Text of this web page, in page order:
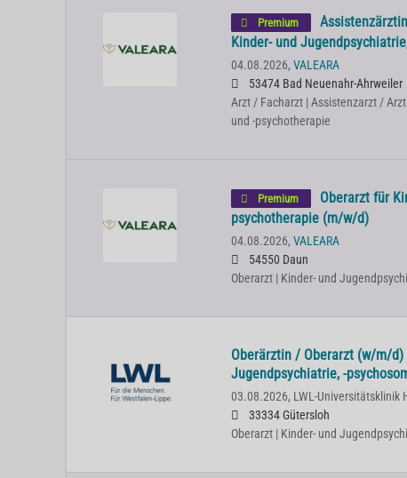
Premium
Kinder- und
04.08.2026, VALEARA
53474 Bad Neuenahr-Ahrweiler
Arzt / Facharzt | Assistenzarzt /
und -psychotherapie
Premium
Oberarzt für
psychotherapie (m/w/d)
04.08.2026, VALEARA
54550 Daun
Oberarzt | Kinder- und
Oberärztin / Oberarzt (w/m/
Jugendpsychiatrie, -
03.08.2026, LWL-Universitätsklinik
33334 Gütersloh
Oberarzt | Kinder- und